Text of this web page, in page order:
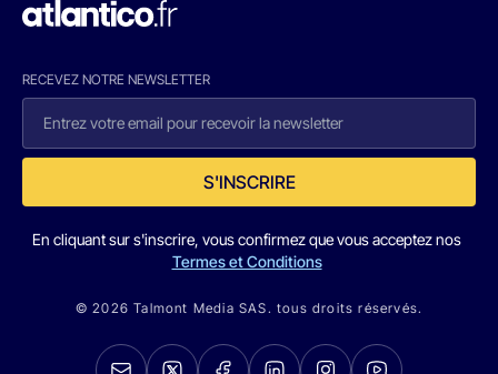
RECEVEZ NOTRE NEWSLETTER
S'INSCRIRE
En cliquant sur s'inscrire, vous confirmez que vous acceptez nos
Termes et Conditions
© 2026 Talmont Media SAS. tous droits réservés.